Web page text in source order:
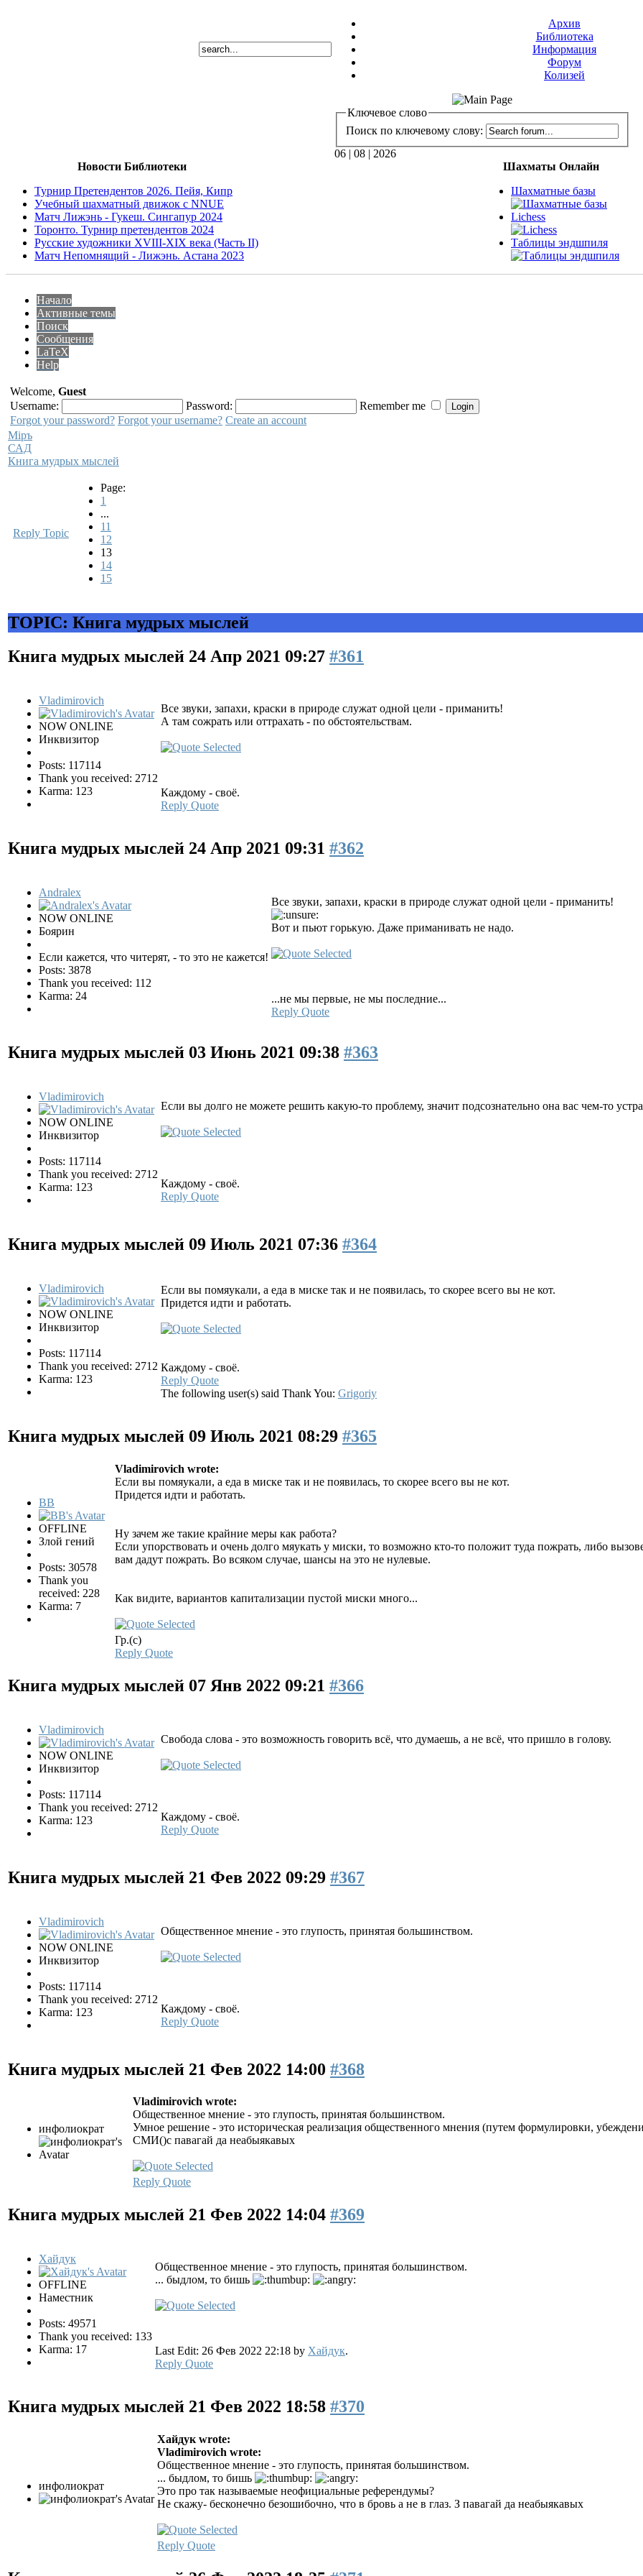
Архив
Библиотека
Информация
Форум
Колизей
Ключевое слово
Поиск по ключевому слову:
06 | 08 | 2026
Новости Библиотеки
Турнир Претендентов 2026. Пейя, Кипр
Учебный шахматный движок с NNUE
Матч Лижэнь - Гукеш. Сингапур 2024
Торонто. Турнир претендентов 2024
Русские художники XVIII-XIX века (Часть II)
Матч Непомнящий - Лижэнь. Астана 2023
Шахматы Онлайн
Шахматные базы
Lichess
Таблицы эндшпиля
Начало
Активные темы
Поиск
Сообщения
LaTeX
Help
Welcome, Guest
Username:
Password:
Remember me
Forgot your password? Forgot your username? Create an account
Мiръ
САД
Книга мудрых мыслей
Reply Topic
Page:
1
...
11
12
13
14
15
TOPIC: Книга мудрых мыслей
Книга мудрых мыслей 24 Апр 2021 09:27 #361
Vladimirovich
NOW ONLINE
Инквизитор
Posts: 117114
Thank you received: 2712
Karma: 123
Все звуки, запахи, краски в природе служат одной цели - приманить!
А там сожрать или оттрахать - по обстоятельствам.
Каждому - своё.
Reply Quote
Книга мудрых мыслей 24 Апр 2021 09:31 #362
Andralex
NOW ONLINE
Боярин
Если кажется, что читерят, - то это не кажется!
Posts: 3878
Thank you received: 112
Karma: 24
Все звуки, запахи, краски в природе служат одной цели - приманить!
Вот и пьют горькую. Даже приманивать не надо.
...не мы первые, не мы последние...
Reply Quote
Книга мудрых мыслей 03 Июнь 2021 09:38 #363
Vladimirovich
NOW ONLINE
Инквизитор
Posts: 117114
Thank you received: 2712
Karma: 123
Если вы долго не можете решить какую-то проблему, значит подсознательно она вас чем-то
Каждому - своё.
Reply Quote
Книга мудрых мыслей 09 Июль 2021 07:36 #364
Vladimirovich
NOW ONLINE
Инквизитор
Posts: 117114
Thank you received: 2712
Karma: 123
Если вы помяукали, а еда в миске так и не появилась, то скорее всего вы не кот.
Придется идти и работать.
Каждому - своё.
Reply Quote
The following user(s) said Thank You: Grigoriy
Книга мудрых мыслей 09 Июль 2021 08:29 #365
BB
OFFLINE
Злой гений
Posts: 30578
Thank you
received: 228
Karma: 7
Vladimirovich wrote:
Если вы помяукали, а еда в миске так и не появилась, то скорее всего вы не кот.
Придется идти и работать.
Ну зачем же такие крайние меры как работа?
Если упорствовать и очень долго мяукать у миски, то возможно кто-то положит туда пожрать, либо
вам дадут пожрать. Во всяком случае, шансы на это не нулевые.
Как видите, вариантов капитализации пустой миски много...
Гр.(с)
Reply Quote
Книга мудрых мыслей 07 Янв 2022 09:21 #366
Vladimirovich
NOW ONLINE
Инквизитор
Posts: 117114
Thank you received: 2712
Karma: 123
Свобода слова - это возможность говорить всё, что думаешь, а не всё, что пришло в голову.
Каждому - своё.
Reply Quote
Книга мудрых мыслей 21 Фев 2022 09:29 #367
Vladimirovich
NOW ONLINE
Инквизитор
Posts: 117114
Thank you received: 2712
Karma: 123
Общественное мнение - это глупость, принятая большинством.
Каждому - своё.
Reply Quote
Книга мудрых мыслей 21 Фев 2022 14:00 #368
инфолиократ
Vladimirovich wrote:
Общественное мнение - это глупость, принятая большинством.
Умное решение - это историческая реализация общественного мнения (путем формулировки,
СМИ()с павагай да неабыякавых
Reply Quote
Книга мудрых мыслей 21 Фев 2022 14:04 #369
Хайдук
OFFLINE
Наместник
Posts: 49571
Thank you received: 133
Karma: 17
Общественное мнение - это глупость, принятая большинством.
... быдлом, то бишь
Last Edit: 26 Фев 2022 22:18 by Хайдук.
Reply Quote
Книга мудрых мыслей 21 Фев 2022 18:58 #370
инфолиократ
Хайдук wrote:
Vladimirovich wrote:
Общественное мнение - это глупость, принятая большинством.
... быдлом, то бишь
Это про так называемые неофициальные референдумы?
Не скажу- бесконечно безошибочно, что в бровь а не в глаз. З павагай да неабыякавых
Reply Quote